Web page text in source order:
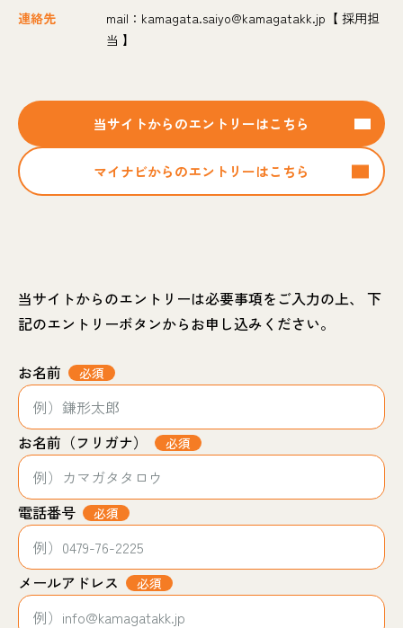
連絡先
mail：kamagata.saiyo@kamagatakk.jp【 採用担
当 】
当サイトからのエントリーはこちら
マイナビからのエントリーはこちら
当サイトからのエントリーは必要事項をご入力の上、
下
記のエントリーボタンからお申し込みください。
お名前 必須
お名前（フリガナ） 必須
電話番号 必須
メールアドレス 必須